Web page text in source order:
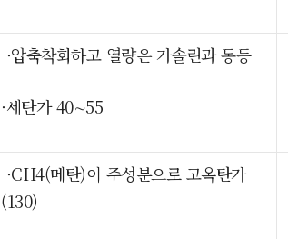
·압축착화하고 열량은 가솔린과 동등
·세탄가 40∼55
·CH4(메탄)이 주성분으로 고옥탄가
(130)